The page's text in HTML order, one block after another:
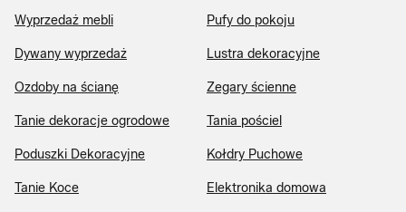
Wyprzedaż mebli Pufy do pokoju
Dywany wyprzedaż Lustra dekoracyjne
Ozdoby na ścianę Zegary ścienne
Tanie dekoracje ogrodowe Tania pościel
Poduszki Dekoracyjne Kołdry Puchowe
Tanie Koce Elektronika domowa